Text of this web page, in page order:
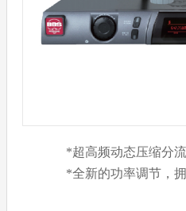
*超高频动态压缩分流
*全新的功率调节，拥